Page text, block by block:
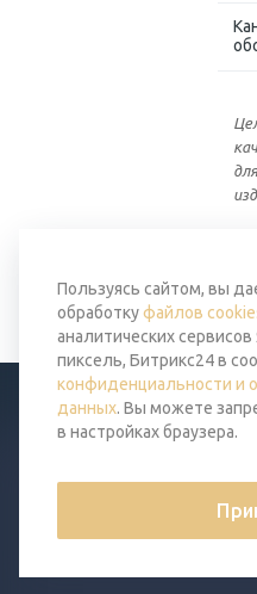
©
Пользуясь сайтом, вы
обработкуфайлов
аналитических
пиксель, Битрикс24 в
конфиденциальности и
данных. Вы можете
в настройках браузера.